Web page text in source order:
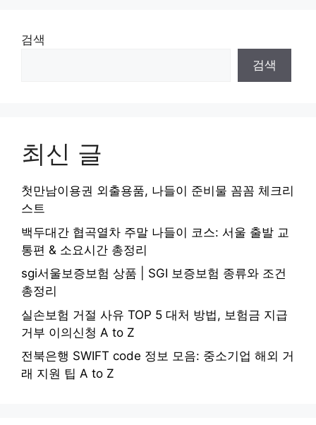
검색
검색
최신 글
첫만남이용권 외출용품, 나들이 준비물 꼼꼼 체크리
스트
백두대간 협곡열차 주말 나들이 코스: 서울 출발 교
통편 & 소요시간 총정리
sgi서울보증보험 상품 | SGI 보증보험 종류와 조건
총정리
실손보험 거절 사유 TOP 5 대처 방법, 보험금 지급
거부 이의신청 A to Z
전북은행 SWIFT code 정보 모음: 중소기업 해외 거
래 지원 팁 A to Z